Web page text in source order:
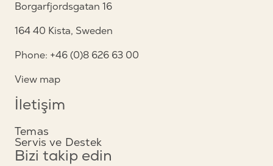
Borgarfjordsgatan 16
164 40 Kista, Sweden
Phone: +46 (0)8 626 63 00
View map
İletişim
Temas
Servis ve Destek
Bizi takip edin